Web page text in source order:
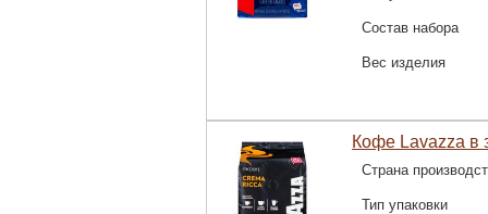
Состав набора
Вес изделия
Кофе Lavazza в
Страна
Тип упаковки